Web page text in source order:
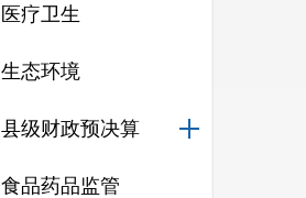
医疗卫生
生态环境
县级财政预决算
食品药品监管